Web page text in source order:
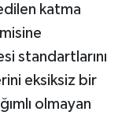
katma
standartlarını
eksiksiz bir
olmayan